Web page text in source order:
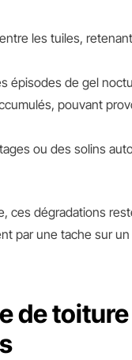
les tuiles,
épisodes de gel
pouvant
ou des solins
ces dégradations
par une tache sur
de